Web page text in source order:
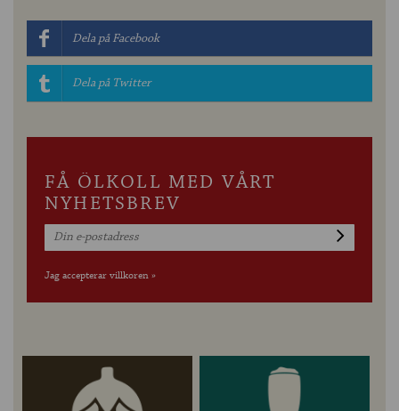
Dela på Facebook
Dela på Twitter
FÅ ÖLKOLL MED VÅRT
NYHETSBREV
Jag accepterar villkoren »